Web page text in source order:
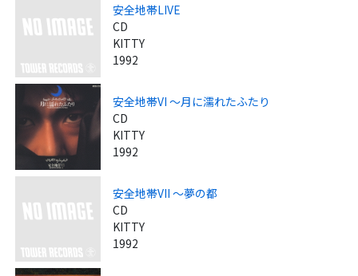
安全地帯LIVE
CD
KITTY
1992
安全地帯VI ～月に濡れたふたり
CD
KITTY
1992
安全地帯VII ～夢の都
CD
KITTY
1992